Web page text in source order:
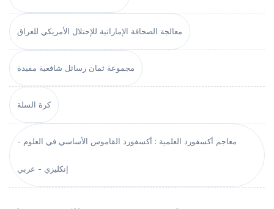
معالجة الصحافة الإماراتية للإحتلال الأمريكي للعراق
مجموعة ثمان رسائل شافعية مفيدة
كرة السلة
معاجم أكسفورد العلمية : أكسفورد القاموس الأساسي في العلوم -
إنكليزي - عربي